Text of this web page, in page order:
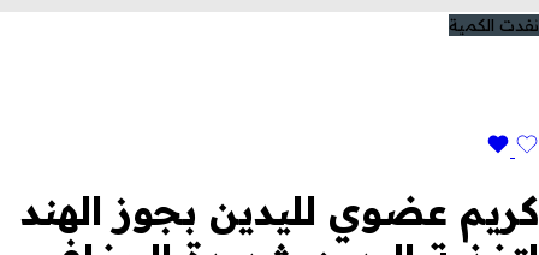
نفدت الكمية
كريم عضوي لليدين بجوز الهند